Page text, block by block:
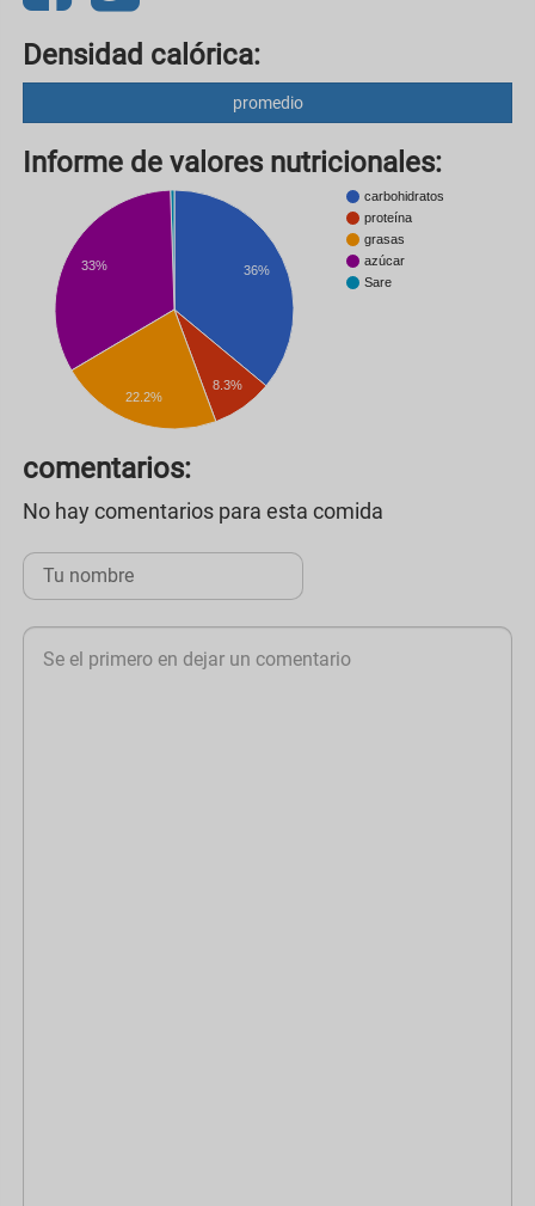
Densidad calórica:
promedio
Informe de valores nutricionales:
carbohidratos
proteína
grasas
azúcar
Sare
36%
8.3%
33%
22.2%
comentarios:
No hay comentarios para esta comida